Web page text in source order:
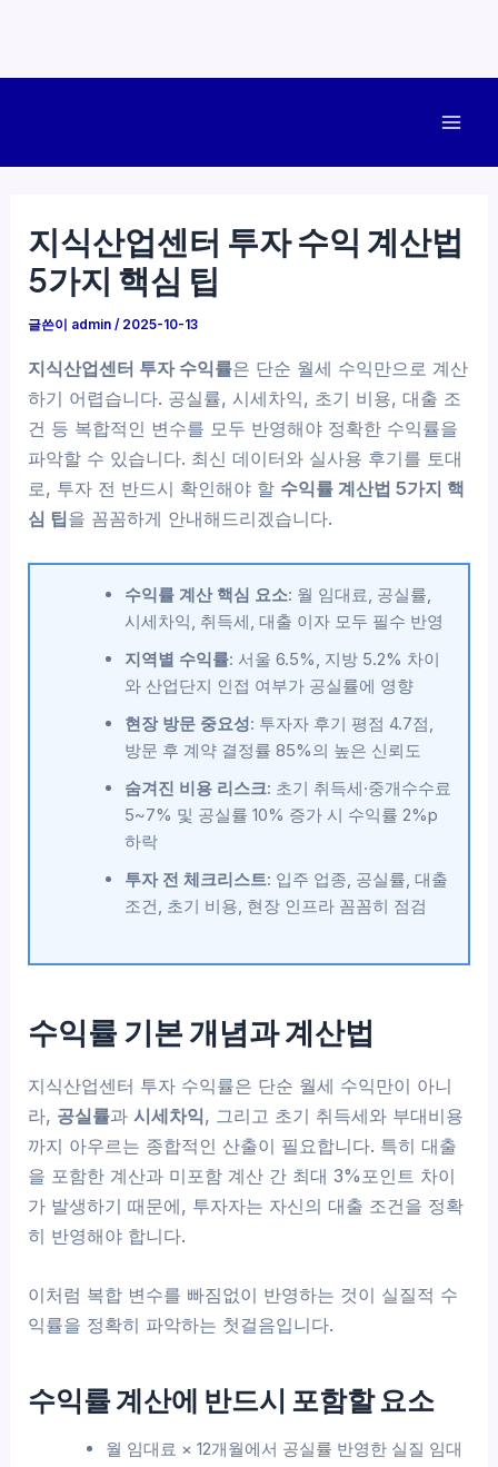
지식산업센터 투자 수익 계산법
5가지 핵심 팁
글쓴이 admin/ 2025-10-13
지식산업센터 투자 수익률은 단순 월세 수익만으로 계산
하기 어렵습니다. 공실률, 시세차익, 초기 비용, 대출 조
건 등 복합적인 변수를 모두 반영해야 정확한 수익률을
파악할 수 있습니다. 최신 데이터와 실사용 후기를 토대
로, 투자 전 반드시 확인해야 할 수익률 계산법 5가지 핵
심 팁을 꼼꼼하게 안내해드리겠습니다.
수익률 계산 핵심 요소: 월 임대료, 공실률,
시세차익, 취득세, 대출 이자 모두 필수 반영
지역별 수익률: 서울 6.5%, 지방 5.2% 차이
와 산업단지 인접 여부가 공실률에 영향
현장 방문 중요성: 투자자 후기 평점 4.7점,
방문 후 계약 결정률 85%의 높은 신뢰도
숨겨진 비용 리스크: 초기 취득세·중개수수료
5~7% 및 공실률 10% 증가 시 수익률 2%p
하락
투자 전 체크리스트: 입주 업종, 공실률, 대출
조건, 초기 비용, 현장 인프라 꼼꼼히 점검
수익률 기본 개념과 계산법
지식산업센터 투자 수익률은 단순 월세 수익만이 아니
라, 공실률과시세차익, 그리고 초기 취득세와 부대비용
까지 아우르는 종합적인 산출이 필요합니다. 특히 대출
을 포함한 계산과 미포함 계산 간 최대 3%포인트 차이
가 발생하기 때문에, 투자자는 자신의 대출 조건을 정확
히 반영해야 합니다.
이처럼 복합 변수를 빠짐없이 반영하는 것이 실질적 수
익률을 정확히 파악하는 첫걸음입니다.
수익률 계산에 반드시 포함할 요소
월 임대료 × 12개월에서 공실률 반영한 실질 임대